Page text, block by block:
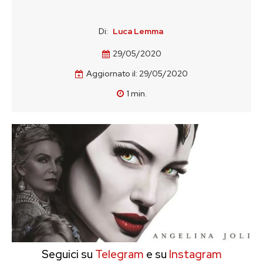
Di: Luca Lemma
29/05/2020
Aggiornato il: 29/05/2020
1 min.
Seguici su Telegram e su Instagram